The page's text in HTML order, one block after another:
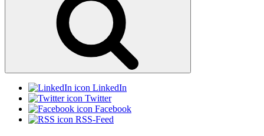
LinkedIn
Twitter
Facebook
RSS-Feed